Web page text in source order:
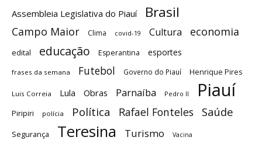
Assembleia Legislativa do Piauí Brasil
Campo Maior Clima covid-19 Cultura economia
edital educação Esperantina esportes
frases da semana Futebol Governo do Piauí Henrique Pires
Luis Correia Lula Obras Parnaíba Pedro II Piauí
Piripiri polícia Política Rafael Fonteles Saúde
Segurança Teresina Turismo Vacina